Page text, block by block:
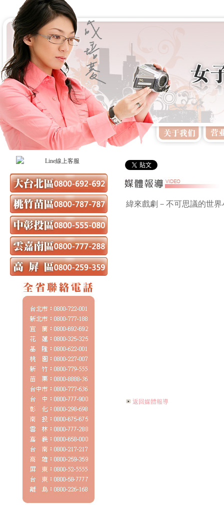
緯來戲劇－不可思議的世
返回媒體報導